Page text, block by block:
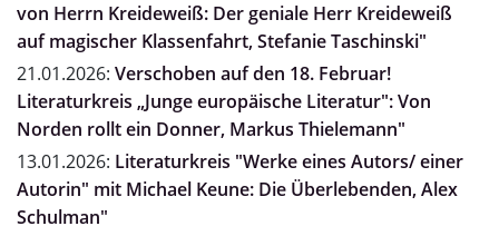
von Herrn Kreideweiß: Der geniale Herr Kreideweiß
auf magischer Klassenfahrt, Stefanie Taschinski"
21.01.2026: Verschoben auf den 18. Februar!
Literaturkreis „Junge europäische Literatur": Von
Norden rollt ein Donner, Markus Thielemann"
13.01.2026: Literaturkreis "Werke eines Autors/ einer
Autorin" mit Michael Keune: Die Überlebenden, Alex
Schulman"